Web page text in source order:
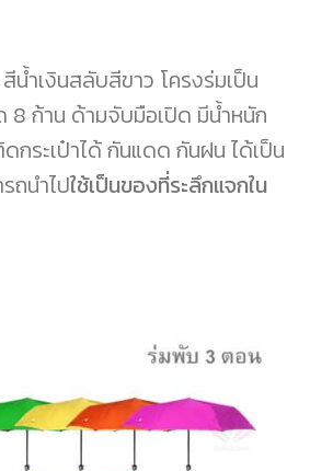
น้ำเงินสลับสีขาว โครงร่มเป็น
8 ก้าน ด้ามจับมือเปิด มีน้ำหนัก
กระเป๋าได้ กันแดด กันฝน ได้เป็น
ถนำไปใช้เป็นของที่ระลึกแจกใน